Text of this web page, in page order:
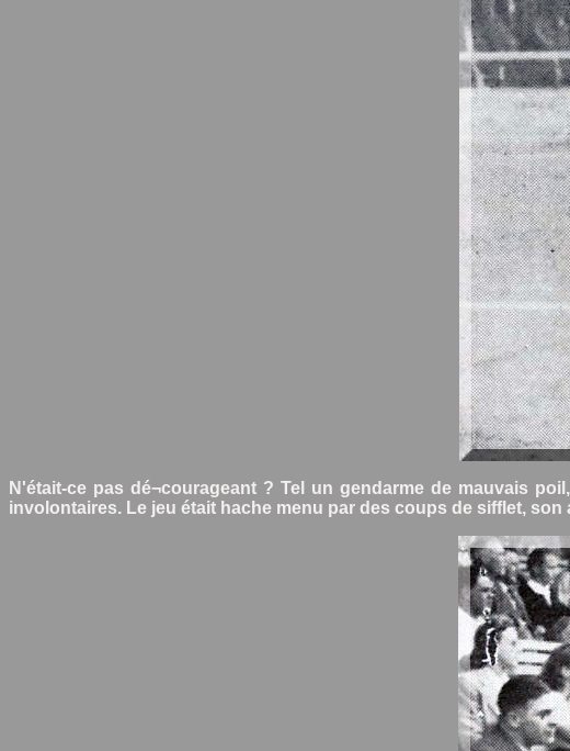
N'était-ce pas dé¬courageant ? Tel un gendarme de mauvais
involontaires. Le jeu était hache menu par des coups de sifflet,